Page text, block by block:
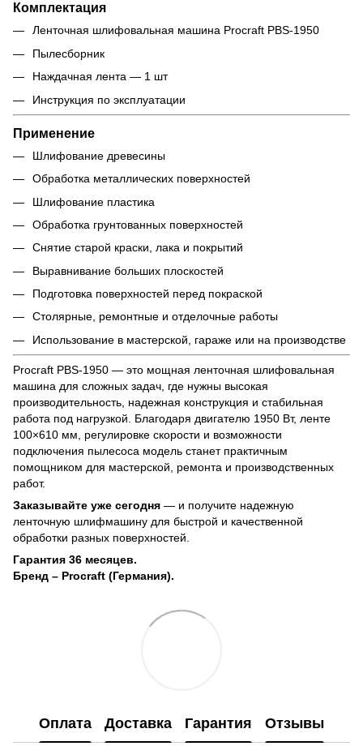
Комплектация
Ленточная шлифовальная машина Procraft PBS-1950
Пылесборник
Наждачная лента — 1 шт
Инструкция по эксплуатации
Применение
Шлифование древесины
Обработка металлических поверхностей
Шлифование пластика
Обработка грунтованных поверхностей
Снятие старой краски, лака и покрытий
Выравнивание больших плоскостей
Подготовка поверхностей перед покраской
Столярные, ремонтные и отделочные работы
Использование в мастерской, гараже или на производстве
Procraft PBS-1950 — это мощная ленточная шлифовальная
машина для сложных задач, где нужны высокая
производительность, надежная конструкция и стабильная
работа под нагрузкой. Благодаря двигателю 1950 Вт, ленте
100×610 мм, регулировке скорости и возможности
подключения пылесоса модель станет практичным
помощником для мастерской, ремонта и производственных
работ.
Заказывайте уже сегодня — и получите надежную
ленточную шлифмашину для быстрой и качественной
обработки разных поверхностей.
Гарантия 36 месяцев.
Бренд – Procraft (Германия).
Оплата Доставка Гарантия Отзывы